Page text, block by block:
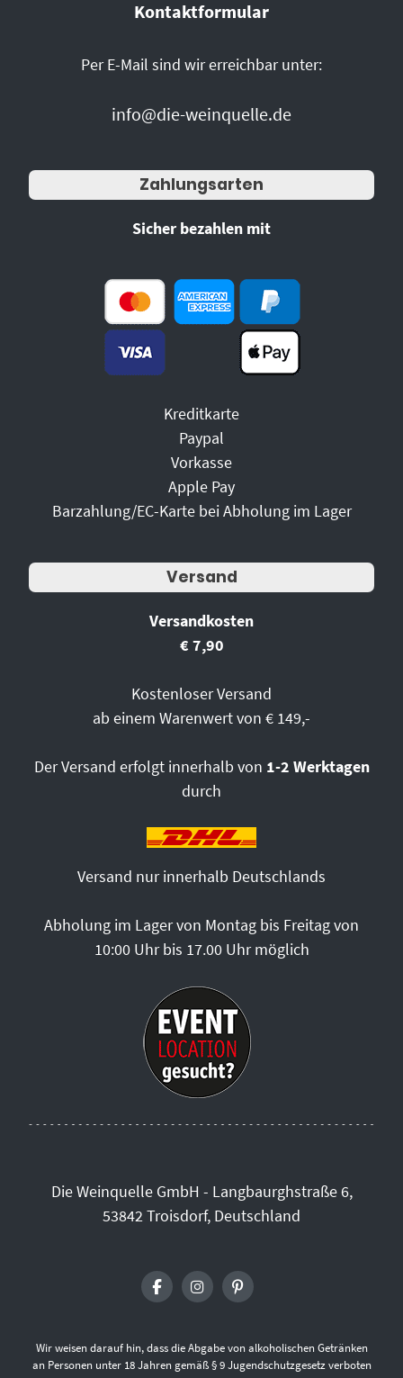
Kontaktformular
Per E-Mail sind wir erreichbar unter:
info@die-weinquelle.de
Zahlungsarten
Sicher bezahlen mit
Kreditkarte
Paypal
Vorkasse
Apple Pay
Barzahlung/EC-Karte bei Abholung im Lager
Versand
Versandkosten
€ 7,90
Kostenloser Versand
ab einem Warenwert von € 149,-
Der Versand erfolgt innerhalb von 1-2 Werktagen
durch
Versand nur innerhalb Deutschlands
Abholung im Lager von Montag bis Freitag von
10:00 Uhr bis 17.00 Uhr möglich
Die Weinquelle GmbH - Langbaurghstraße 6,
53842 Troisdorf, Deutschland
Wir weisen darauf hin, dass die Abgabe von alkoholischen Getränken
an Personen unter 18 Jahren gemäß § 9 Jugendschutzgesetz verboten